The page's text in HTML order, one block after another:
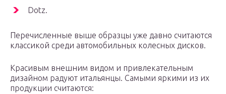
Dotz.
Перечисленные выше образцы уже давно считаются
классикой среди автомобильных колесных дисков.
Красивым внешним видом и привлекательным
дизайном радуют итальянцы. Самыми яркими из их
продукции считаются: